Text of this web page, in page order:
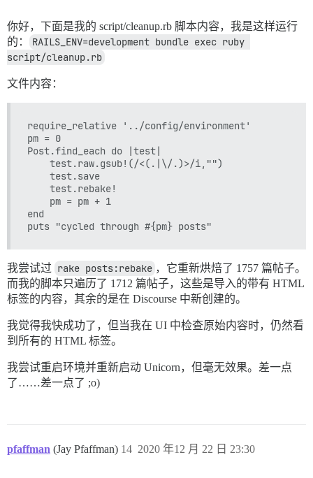
你好，下面是我的 script/cleanup.rb 脚本内容，我是这样运行
的：
RAILS_ENV=development bundle exec ruby
script/cleanup.rb
文件内容：
require_relative '../config/environment'
pm = 0
Post.find_each do |test|
end
我尝试过 rake posts:rebake ，它重新烘焙了 1757 篇帖子。
而我的脚本只遍历了 1712 篇帖子，这些是导入的带有 HTML
标签的内容，其余的是在 Discourse 中新创建的。
我觉得我快成功了，但当我在 UI 中检查原始内容时，仍然看
到所有的 HTML 标签。
我尝试重启环境并重新启动 Unicorn，但毫无效果。差一点
了……差一点了 ;o)
pfaffman (Jay Pfaffman) 2020 年12 月 22 日 23:30
14